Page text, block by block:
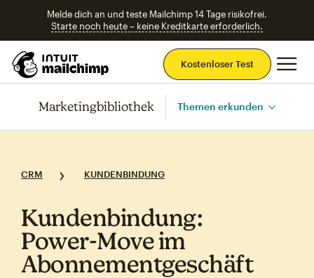
Melde dich an und teste Mailchimp 14 Tage risikofrei.
Starte noch heute – keine Kreditkarte erforderlich.
Kostenloser Test
Marketingbibliothek Themen erkunden
CRM KUNDENBINDUNG
Kundenbindung:
Power‑Move im
Abonnementgeschäft